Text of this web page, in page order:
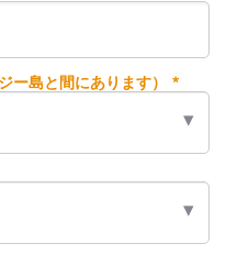
ー島と間にあります） *